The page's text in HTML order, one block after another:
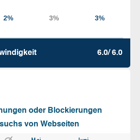
6.0/ 6.0
oder Blockierungen
von Webseiten